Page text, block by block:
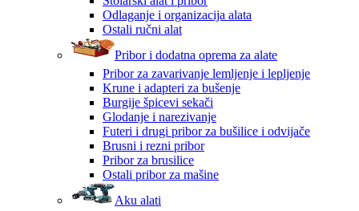
Odlaganje i organizacija alata
Ostali ručni alat
Pribor i dodatna oprema za alate
Pribor za zavarivanje lemljenje i lepljenje
Krune i adapteri za bušenje
Burgije špicevi sekači
Glodanje i narezivanje
Futeri i drugi pribor za bušilice i odvijače
Brusni i rezni pribor
Pribor za brusilice
Ostali pribor za mašine
Aku alati